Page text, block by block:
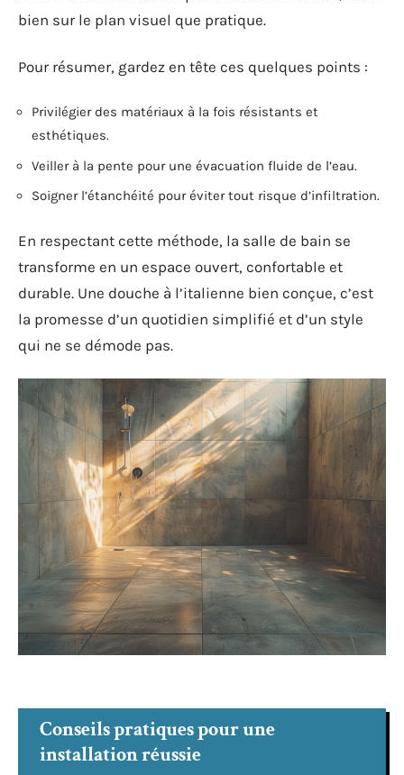
bien sur le plan visuel que pratique.
Pour résumer, gardez en tête ces quelques points :
Privilégier des matériaux à la fois résistants et
esthétiques.
Veiller à la pente pour une évacuation fluide de l’eau.
Soigner l’étanchéité pour éviter tout risque d’infiltration.
En respectant cette méthode, la salle de bain se
transforme en un espace ouvert, confortable et
durable. Une douche à l’italienne bien conçue, c’est
la promesse d’un quotidien simplifié et d’un style
qui ne se démode pas.
Conseils pratiques pour une
installation réussie